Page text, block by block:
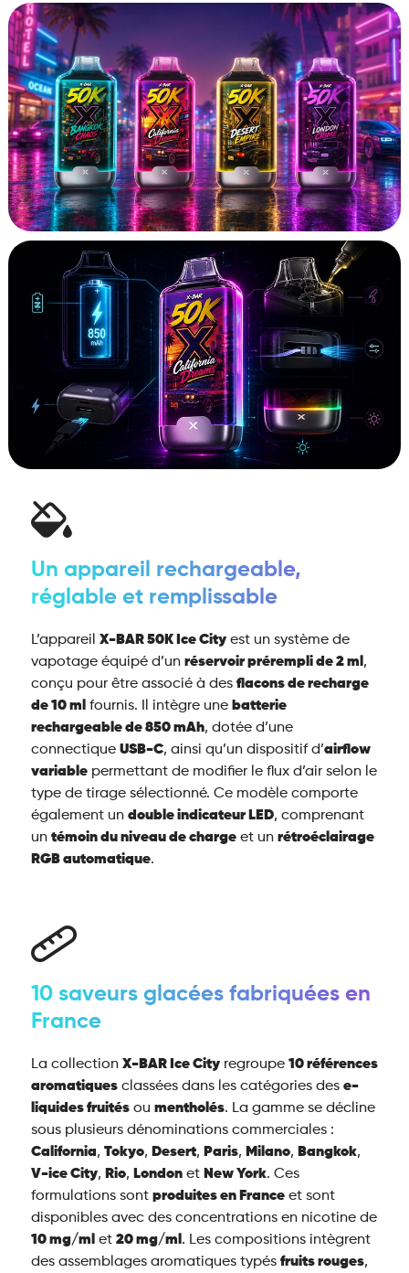
Un appareil rechargeable,
réglable et remplissable
L’appareil X-BAR 50K Ice Cityest un système de
vapotage équipé d’un réservoir prérempli de 2 ml ,
conçu pour être associé à des flacons de recharge
de 10 ml fournis. Il intègre une batterie
rechargeable de 850 mAh, dotée d’une
connectique USB-C, ainsi qu’un dispositif d’airflow
variablepermettant de modifier le flux d’air selon le
type de tirage sélectionné. Ce modèle comporte
également un double indicateur LED, comprenant
un témoin du niveau de chargeet un rétroéclairage
RGB automatique.
10 saveurs glacées fabriquées en
France
La collection X-BAR Ice Cityregroupe 10 références
aromatiquesclassées dans les catégories des e-
liquides fruitésou mentholés. La gamme se décline
sous plusieurs dénominations commerciales :
California, Tokyo, Desert, Paris, Milano, Bangkok,
V-ice City, Rio, Londonet New York. Ces
formulations sont produites en Franceet sont
disponibles avec des concentrations en nicotine de
10 mg/ml et 20 mg/ml . Les compositions intègrent
des assemblages aromatiques typés fruits rouges,